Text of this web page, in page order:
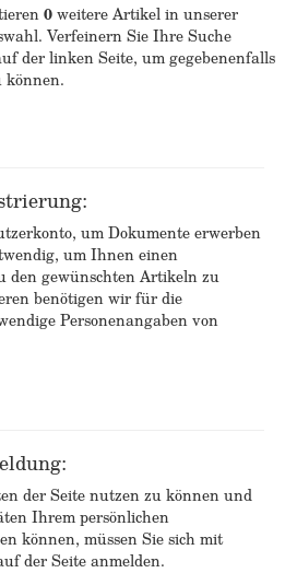
0weitere Artikel in unserer
Verfeinern Sie Ihre Suche
der linken Seite, um gegebenenfalls
können.
um Dokumente erwerben
um Ihnen einen
den gewünschten Artikeln zu
benötigen wir für die
Personenangaben von
der Seite nutzen zu können und
Ihrem persönlichen
können, müssen Sie sich mit
der Seite anmelden.